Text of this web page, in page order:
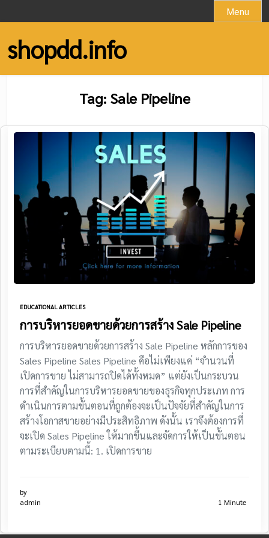
to
content
Menu
shopdd.info
Tag: Sale Pipeline
EDUCATIONAL ARTICLES
การบริหารยอดขายด้วยการสร้าง Sale Pipeline
การบริหารยอดขายด้วยการสร้าง Sale Pipeline หลักการของ
Sales Pipeline Sales Pipeline คือไม่เพียงแค่ “จำนวนที่
เปิดการขาย ไม่สามารถปิดได้ทั้งหมด” แต่ยังเป็นกระบวน
การที่สำคัญในการบริหารยอดขายของธุรกิจทุกประเภท การ
ดำเนินการตามขั้นตอนที่ถูกต้องจะเป็นปัจจัยที่สำคัญในการ
สร้างโอกาสขายอย่างมีประสิทธิภาพ ดังนั้น เราจึงต้องการที่
จะเปิด Sales Pipeline ให้มากขึ้นและจัดการให้เป็นขั้นตอน
ตามระเบียบตามนี้: 1. เปิดการขาย
by
admin
1 Minute